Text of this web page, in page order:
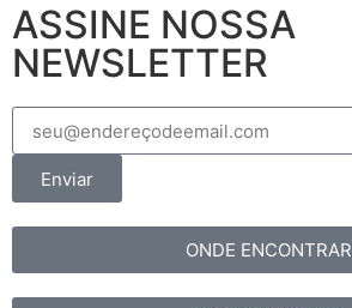
ASSINE NOSSA
NEWSLETTER
Enviar
ONDE ENCONTRAR